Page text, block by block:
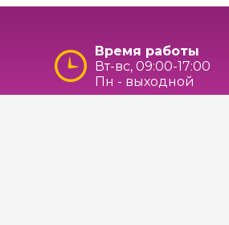
Время работы
Вт-вс, 09:00-17:00
Пн - выходной